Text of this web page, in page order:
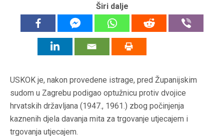
Širi dalje
USKOK je, nakon provedene istrage, pred Županijskim
sudom u Zagrebu podigao optužnicu protiv dvojice
hrvatskih državljana (1947., 1961.) zbog počinjenja
kaznenih djela davanja mita za trgovanje utjecajem i
trgovanja utjecajem.